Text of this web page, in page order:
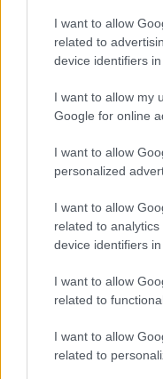
I want to allow
related to
device identifiers in
I want to allow my
Google for online
I want to allow
personalized
I want to allow
related to
device identifiers in
I want to allow
related to
I want to allow
related to
Ελλάδα|03.06.2026
ξυλοδαρμό
νεαρών στην